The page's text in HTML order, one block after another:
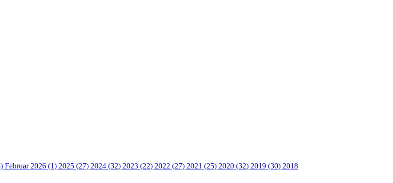
Februar 2026 (1) 2025 (27) 2024 (32) 2023 (22) 2022 (27) 2021 (25) 2020 (32) 2019 (30) 2018